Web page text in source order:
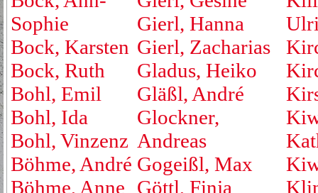
Sophie
Bock, Karsten
Bock, Ruth
Bohl, Emil
Bohl, Ida
Bohl, Vinzenz
Böhme, André
Böhme, Anne
Gierl, Hanna
Gierl, Zacharias
Gladus, Heiko
Gläßl, André
Glockner,
Andreas
Gogeißl, Max
Göttl, Finja